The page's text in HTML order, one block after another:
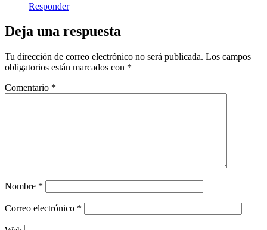
Responder
Deja una respuesta
Tu dirección de correo electrónico no será publicada. Los campos
obligatorios están marcados con *
Comentario *
Nombre *
Correo electrónico *